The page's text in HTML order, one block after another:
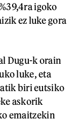
igoko
ez luke gora
Dugu-k orain
luke, eta
biri eutsiko
askorik
emaitzekin